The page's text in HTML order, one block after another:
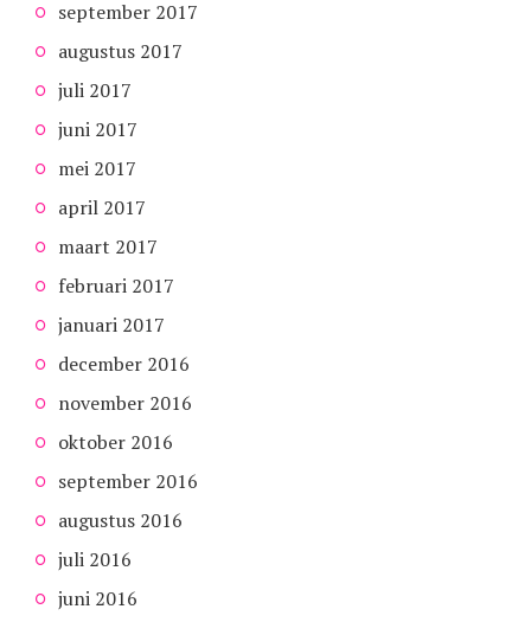
september 2017
augustus 2017
juli 2017
juni 2017
mei 2017
april 2017
maart 2017
februari 2017
januari 2017
december 2016
november 2016
oktober 2016
september 2016
augustus 2016
juli 2016
juni 2016